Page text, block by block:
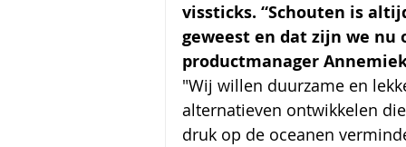
vissticks. “Schouten is
geweest en dat zijn we nu
productmanager
"Wij willen duurzame en
alternatieven ontwikkelen
druk op de oceanen